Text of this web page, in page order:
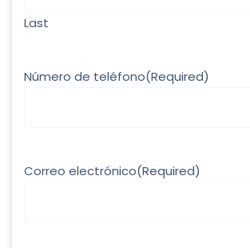
Last
Número de teléfono(Required)
Correo electrónico(Required)